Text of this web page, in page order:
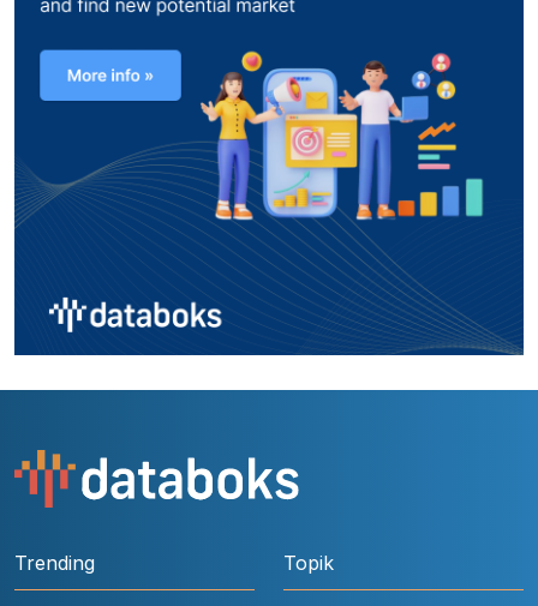
Trending Topik